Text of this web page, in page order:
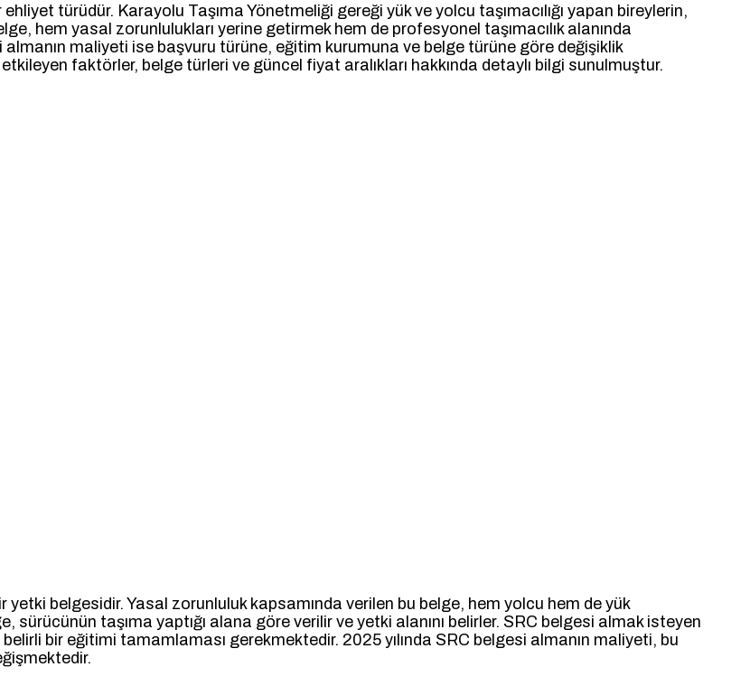
türüdür. Karayolu Taşıma Yönetmeliği gereği yük ve yolcu taşımacılığı yapan bireylerin,
hem yasal zorunlulukları yerine getirmek hem de profesyonel taşımacılık alanında
almanın maliyeti ise başvuru türüne, eğitim kurumuna ve belge türüne göre değişiklik
faktörler, belge türleri ve güncel fiyat aralıkları hakkında detaylı bilgi sunulmuştur.
belgesidir. Yasal zorunluluk kapsamında verilen bu belge, hem yolcu hem de yük
sürücünün taşıma yaptığı alana göre verilir ve yetki alanını belirler. SRC belgesi almak isteyen
bir eğitimi tamamlaması gerekmektedir. 2025 yılında SRC belgesi almanın maliyeti, bu